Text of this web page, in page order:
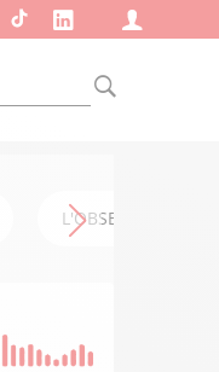
L'OBSERVATOIRE